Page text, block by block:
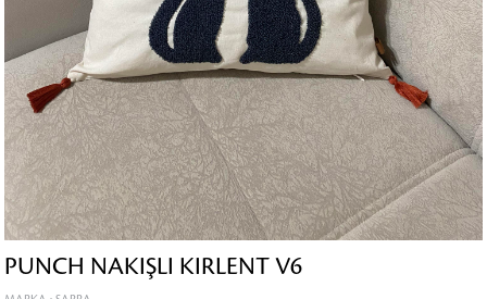
PUNCH NAKIŞLI KIRLENT V6